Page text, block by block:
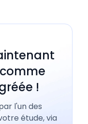
!
l'un des
étude, via